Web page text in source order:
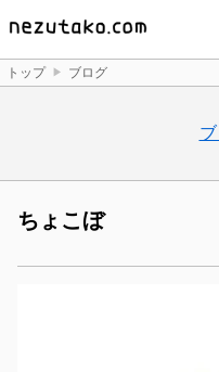
トップ ブログ
ちょこぼ